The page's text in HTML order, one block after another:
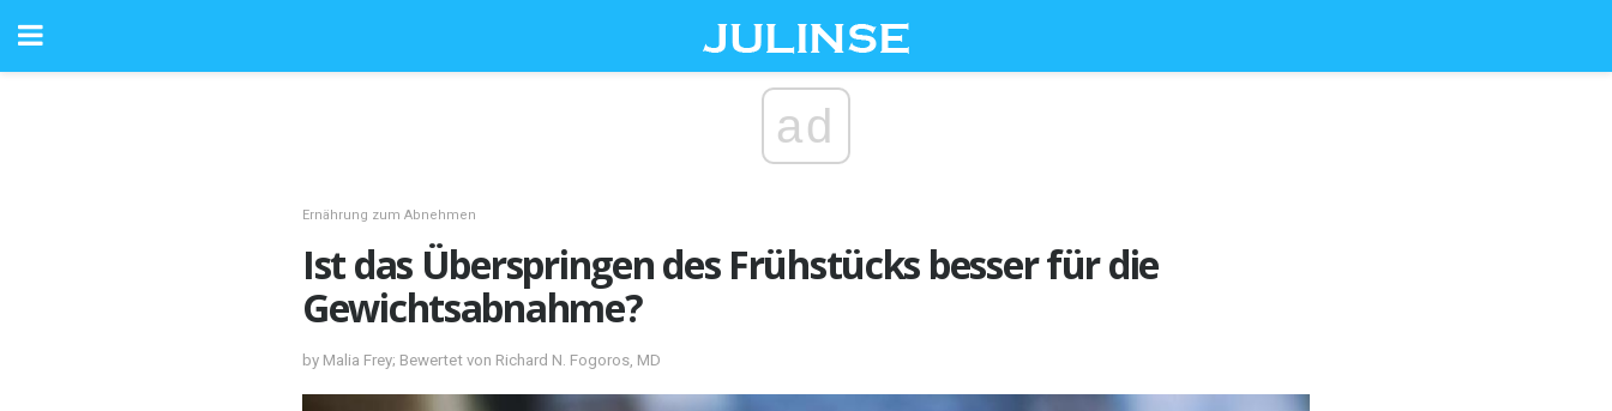
ad
Ernährung zum Abnehmen
Ist das Überspringen des Frühstücks besser für die
Gewichtsabnahme?
by Malia Frey; Bewertet von Richard N. Fogoros, MD